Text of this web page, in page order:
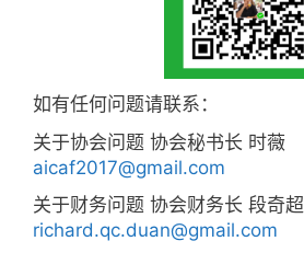
如有任何问题请联系：
关于协会问题 协会秘书长 时薇
aicaf2017@gmail.com
关于财务问题 协会财务长 段奇超
richard.qc.duan@gmail.com